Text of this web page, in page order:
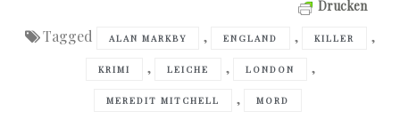
Drucken
Tagged ALAN MARKBY , ENGLAND , KILLER ,
KRIMI , LEICHE , LONDON ,
MEREDIT MITCHELL , MORD